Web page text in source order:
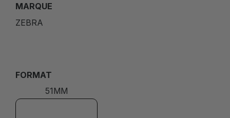
MARQUE
ZEBRA
FORMAT
51MM